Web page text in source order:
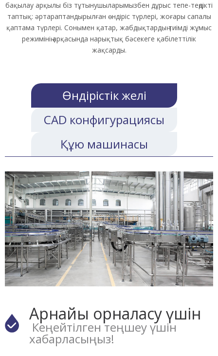
бақылау арқылы біз тұтынушыларымызбен дұрыс тепе-теңдікті
таптық: әртараптандырылған өндіріс түрлері, жоғары сапалы
қаптама түрлері. Сонымен қатар, жабдықтардың тиімді жұмыс
режимінің арқасында нарықтық бәсекеге қабілеттілік
жақсарды.
Өндірістік желі
CAD конфигурациясы
Құю машинасы
Арнайы орналасу үшін
Кеңейтілген теңшеу үшін
хабарласыңыз!